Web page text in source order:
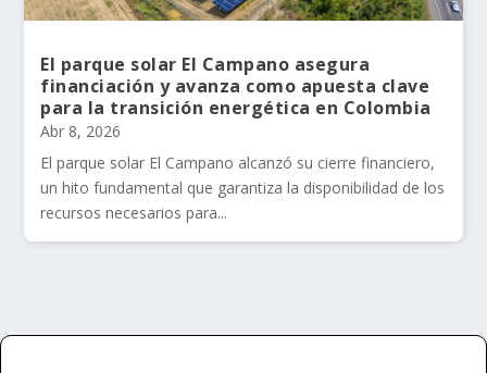
El parque solar El Campano asegura
financiación y avanza como apuesta clave
para la transición energética en Colombia
Abr 8, 2026
El parque solar El Campano alcanzó su cierre financiero,
un hito fundamental que garantiza la disponibilidad de los
recursos necesarios para...